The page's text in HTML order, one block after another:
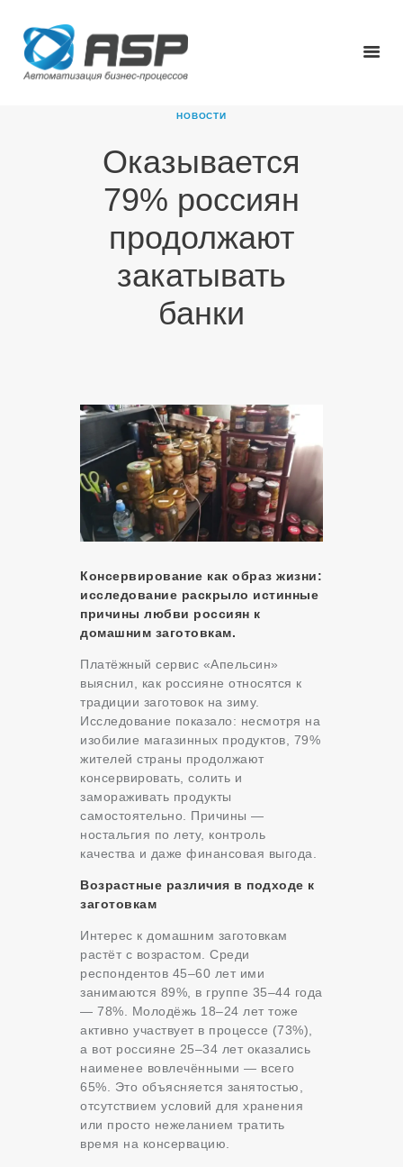
НОВОСТИ
Оказывается
79% россиян
продолжают
закатывать
банки
ГЛАВНАЯ
О КОМПАНИИ
НОВОСТИ
КАРЬЕРА
ПАРТНЕРЫ
КОНТАКТЫ
Консервирование как образ жизни:
исследование раскрыло истинные
причины любви россиян к
домашним заготовкам.
Платёжный сервис «Апельсин»
выяснил, как россияне относятся к
традиции заготовок на зиму.
Исследование показало: несмотря на
изобилие магазинных продуктов, 79%
жителей страны продолжают
консервировать, солить и
замораживать продукты
самостоятельно. Причины —
ностальгия по лету, контроль
качества и даже финансовая выгода.
Возрастные различия в подходе к
заготовкам
Интерес к домашним заготовкам
растёт с возрастом. Среди
респондентов 45–60 лет ими
занимаются 89%, в группе 35–44 года
— 78%. Молодёжь 18–24 лет тоже
активно участвует в процессе (73%),
а вот россияне 25–34 лет оказались
наименее вовлечёнными — всего
65%. Это объясняется занятостью,
отсутствием условий для хранения
или просто нежеланием тратить
время на консервацию.